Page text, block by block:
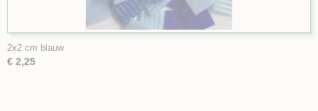
2x2 cm blauw
€ 2,25